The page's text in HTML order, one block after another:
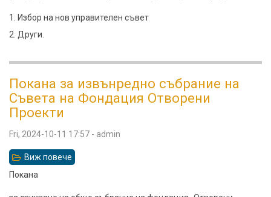
2024-
10
1. Избор на нов управителен съвет
2. Други.
Покана за извънредно събрание на
Съвета на Фондация Отворени
Проекти
Fri, 2024-10-11 17:57 - admin
Виж повече
Покана